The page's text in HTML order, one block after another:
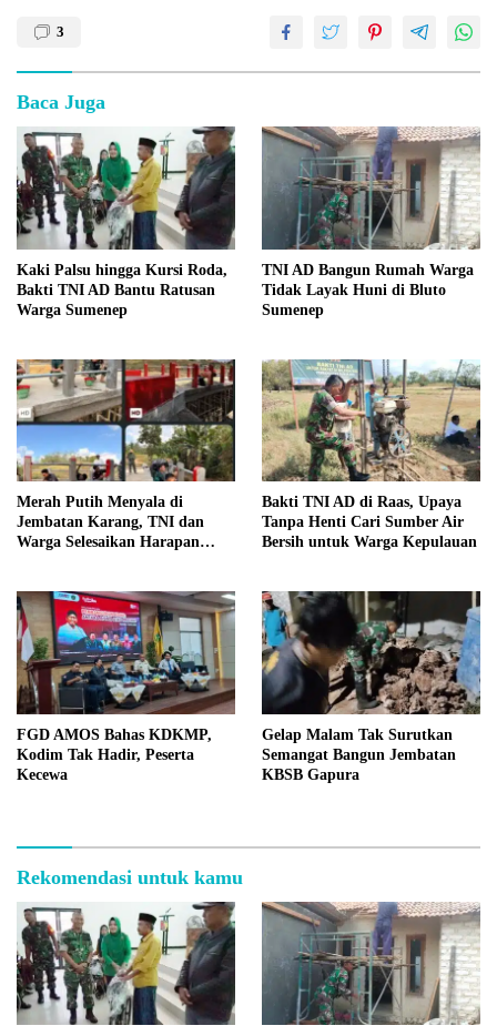
3
Baca Juga
Kaki Palsu hingga Kursi Roda,
Bakti TNI AD Bantu Ratusan
Warga Sumenep
TNI AD Bangun Rumah Warga
Tidak Layak Huni di Bluto
Sumenep
Merah Putih Menyala di
Jembatan Karang, TNI dan
Warga Selesaikan Harapan
Bakti TNI AD di Raas, Upaya
Tanpa Henti Cari Sumber Air
Bersih untuk Warga Kepulauan
FGD AMOS Bahas KDKMP,
Kodim Tak Hadir, Peserta
Kecewa
Gelap Malam Tak Surutkan
Semangat Bangun Jembatan
KBSB Gapura
Rekomendasi untuk kamu